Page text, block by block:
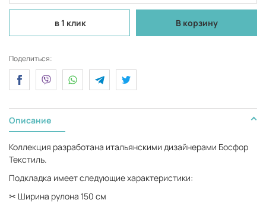
в 1 клик В корзину
Поделиться:
Описание
Коллекция разработана итальянскими дизайнерами Босфор
Текстиль.
Подкладка имеет следующие характеристики:
✂ Ширина рулона 150 см